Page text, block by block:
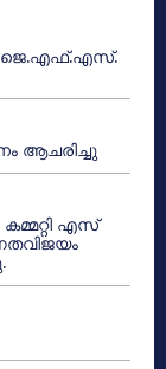
ജെ.എഫ്.എസ്.
ആചരിച്ചു
എസ്